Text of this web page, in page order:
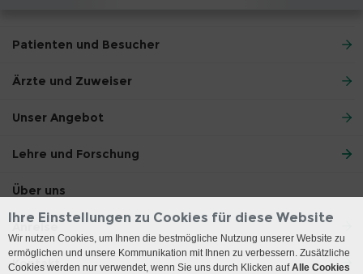
Patienten und Besucher
Ärzte und Zuweiser
Unser Angebot
Lehre und Forschung
Über uns
Anreise
Kontakt
Ihre Einstellungen zu Cookies für diese Website
Wir nutzen Cookies, um Ihnen die bestmögliche Nutzung unserer Website zu
ermöglichen und unsere Kommunikation mit Ihnen zu verbessern. Zusätzliche
Cookies werden nur verwendet, wenn Sie uns durch Klicken aufAlle Cookies